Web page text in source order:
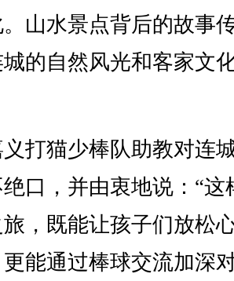
山水景点背后的故事
的自然风光和客家文
猫少棒队助教对连
口，并由衷地说：“这
，既能让孩子们放松
能通过棒球交流加深